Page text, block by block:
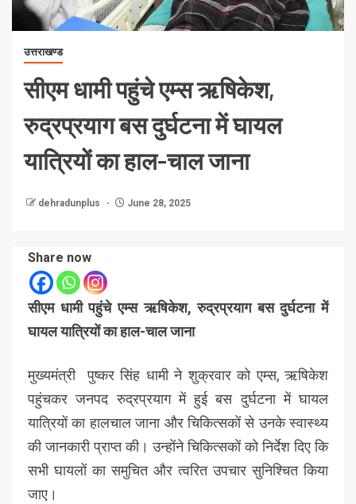
उत्तराखण्ड
सीएम धामी पहुंचे एम्स ऋषिकेश,
रुद्रप्रयाग बस दुर्घटना में घायल
यात्रियों का हाल-चाल जाना
dehradunplus June 28, 2025
Share now
सीएम धामी पहुंचे एम्स ऋषिकेश, रुद्रप्रयाग बस दुर्घटना में
घायल यात्रियों का हाल-चाल जाना
मुख्यमंत्री पुष्कर सिंह धामी ने शुक्रवार को एम्स, ऋषिकेश
पहुंचकर जनपद रुद्रप्रयाग में हुई बस दुर्घटना में घायल
यात्रियों का हालचाल जाना और चिकित्सकों से उनके स्वास्थ्य
की जानकारी प्राप्त की। उन्होंने चिकित्सकों को निर्देश दिए कि
सभी घायलों का समुचित और त्वरित उपचार सुनिश्चित किया
जाए।